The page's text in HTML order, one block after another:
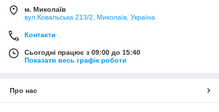
м. Миколаїв
вул.Ковальська 213/2, Миколаїв, Україна
Контакти
Сьогодні працює з 09:00 до 15:40
Показати весь графік роботи
Про нас